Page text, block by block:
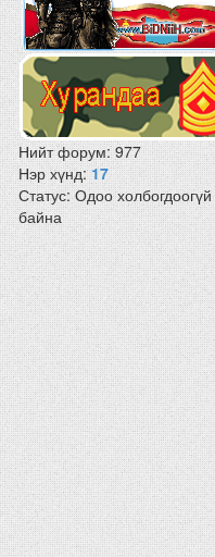
Нийт форум:977
Нэр хүнд:17
Статус:Одоо холбогдоогүй
байна